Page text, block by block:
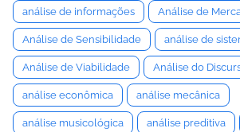
análise de informações Análise de
Análise de Sensibilidade análise de
Análise de Viabilidade Análise do
análise econômica análise mecânica
análise musicológica análise preditiva